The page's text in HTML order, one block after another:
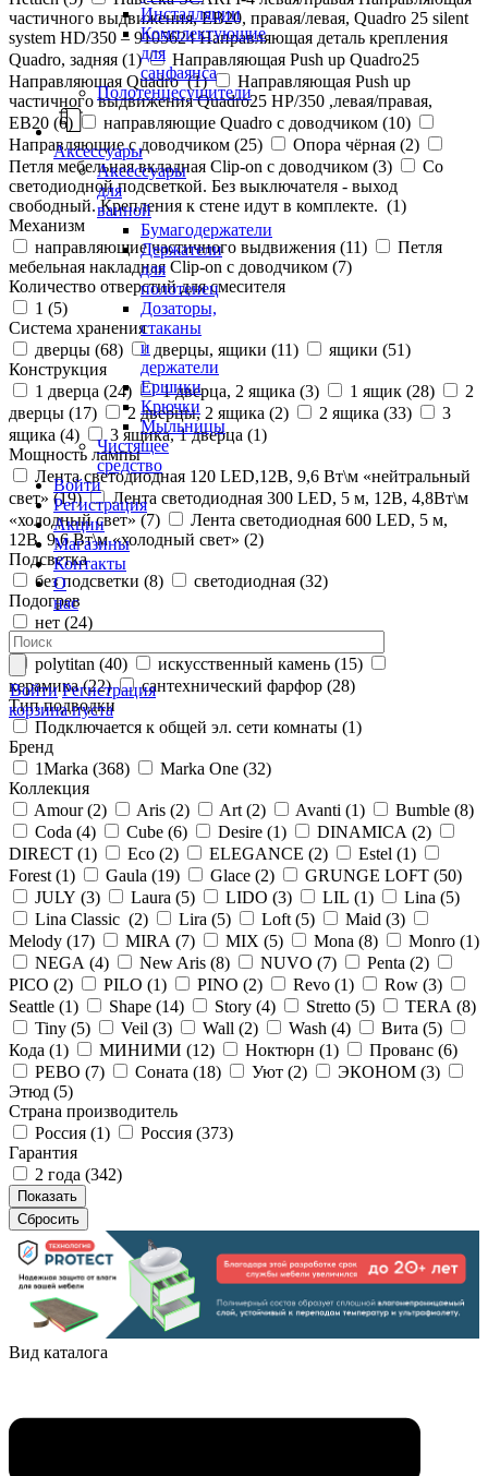
Инсталляции
Комплектующие
для
санфаянса
Полотенцесушители
Аксессуары
Аксессуары
для
ванной
Бумагодержатели
Держатели
для
полотенец
Дозаторы,
стаканы
и
держатели
Ершики
Крючки
Мыльницы
Чистящее
средство
Войти
Регистрация
Акции
Магазины
Контакты
О
нас
Войти Регистрация
корзина пуста
частичного выдвижения, ЕВ20, правая/левая, Quadro 25 silent
system HD/350 – 9105624 Направляющая деталь крепления
Quadro, задняя (1)
Направляющая Push up Quadro25
Направляющая Quadro (1)
Направляющая Push up
частичного выдвижения Quadro25 НР/350 ,левая/правая,
ЕВ20 (6) направляющие Quadro с доводчиком (10)
Направляющие с доводчиком (25) Опора чёрная (2)
Петля мебельная вкладная Clip-on с доводчиком (3)
Со
светодиодной подсветкой. Без выключателя - выход
свободный. Крепления к стене идут в комплекте. (1)
Механизм
направляющие частичного выдвижения (11)
Петля
мебельная накладная Clip-on с доводчиком (7)
Количество отверстий для смесителя
1 (5)
Система хранения
дверцы (68) дверцы, ящики (11) ящики (51)
Конструкция
1 дверца (24) 1 дверца, 2 ящика (3) 1 ящик (28)
2
дверцы (17) 2 дверцы, 2 ящика (2) 2 ящика (33)
3
ящика (4) 3 ящика, 1 дверца (1)
Мощность лампы
Лента светодиодная 120 LED,12В, 9,6 Вт\м «нейтральный
свет» (19)
Лента светодиодная 300 LED, 5 м, 12В, 4,8Вт\м
«холодный свет» (7)
Лента светодиодная 600 LED, 5 м,
12В, 9,6 Вт\м «холодный свет» (2)
Подсветка
без подсветки (8) светодиодная (32)
Подогрев
нет (24)
Материал раковины
polytitan (40) искусственный камень (15)
керамика (22) сантехнический фарфор (28)
Тип подводки
Подключается к общей эл. сети комнаты (1)
Бренд
1Marka (368) Marka One (32)
Коллекция
Amour (2) Aris (2) Art (2) Avanti (1) Bumble (8)
Coda (4) Cube (6) Desire (1) DINAMICA (2)
DIRECT (1) Eco (2) ELEGANCE (2) Estel (1)
Forest (1) Gaula (19) Glace (2) GRUNGE LOFT (50)
JULY (3) Laura (5) LIDO (3) LIL (1) Lina (5)
Lina Classic (2) Lira (5) Loft (5) Maid (3)
Melody (17) MIRA (7) MIX (5) Mona (8) Monro (1)
NEGA (4) New Aris (8) NUVO (7) Penta (2)
PICO (2) PILO (1) PINO (2) Revo (1) Row (3)
Seattle (1) Shape (14) Story (4) Stretto (5) TERA (8)
Tiny (5) Veil (3) Wall (2) Wash (4) Вита (5)
Кода (1) МИНИМИ (12) Ноктюрн (1) Прованс (6)
РЕВО (7) Соната (18) Уют (2) ЭКОНОМ (3)
Этюд (5)
Страна производитель
Россия (1) Россия (373)
Гарантия
2 года (342)
Вид каталога